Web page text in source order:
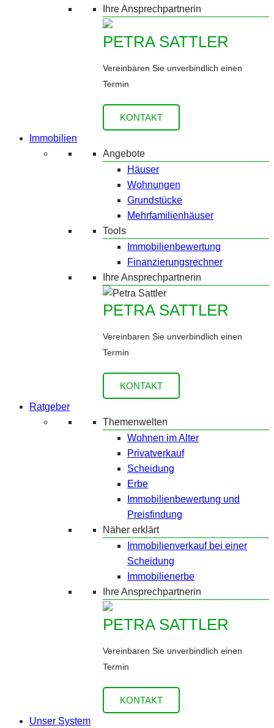
Ihre Ansprechpartnerin
PETRA SATTLER
Vereinbaren Sie unverbindlich einen
Termin
KONTAKT
Immobilien
Angebote
Häuser
Wohnungen
Grundstücke
Mehrfamilienhäuser
Tools
Immobilienbewertung
Finanzierungsrechner
Ihre Ansprechpartnerin
PETRA SATTLER
Vereinbaren Sie unverbindlich einen
Termin
KONTAKT
Ratgeber
Themenwelten
Wohnen im Alter
Privatverkauf
Scheidung
Erbe
Immobilienbewertung und
Preisfindung
Näher erklärt
Immobilienverkauf bei einer
Scheidung
Immobilienerbe
Ihre Ansprechpartnerin
PETRA SATTLER
Vereinbaren Sie unverbindlich einen
Termin
KONTAKT
Unser System